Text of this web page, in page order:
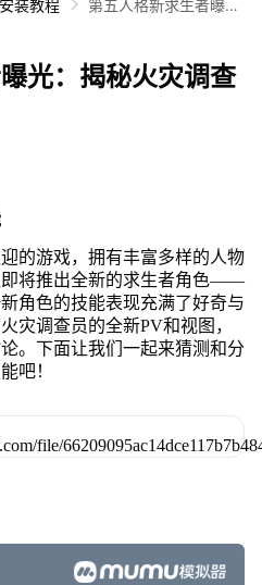
安装教程
第五人格新求生者曝
光：揭秘火灾调查
的游戏，拥有丰富多样的人物
即将推出全新的求生者角色——
角色的技能表现充满了好奇与
灾调查员的全新PV和视图，
。下面让我们一起来猜测和分
吧！